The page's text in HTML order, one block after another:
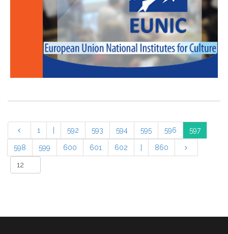
1 592 593 594 595 596 597
598 599 600 601 602 860